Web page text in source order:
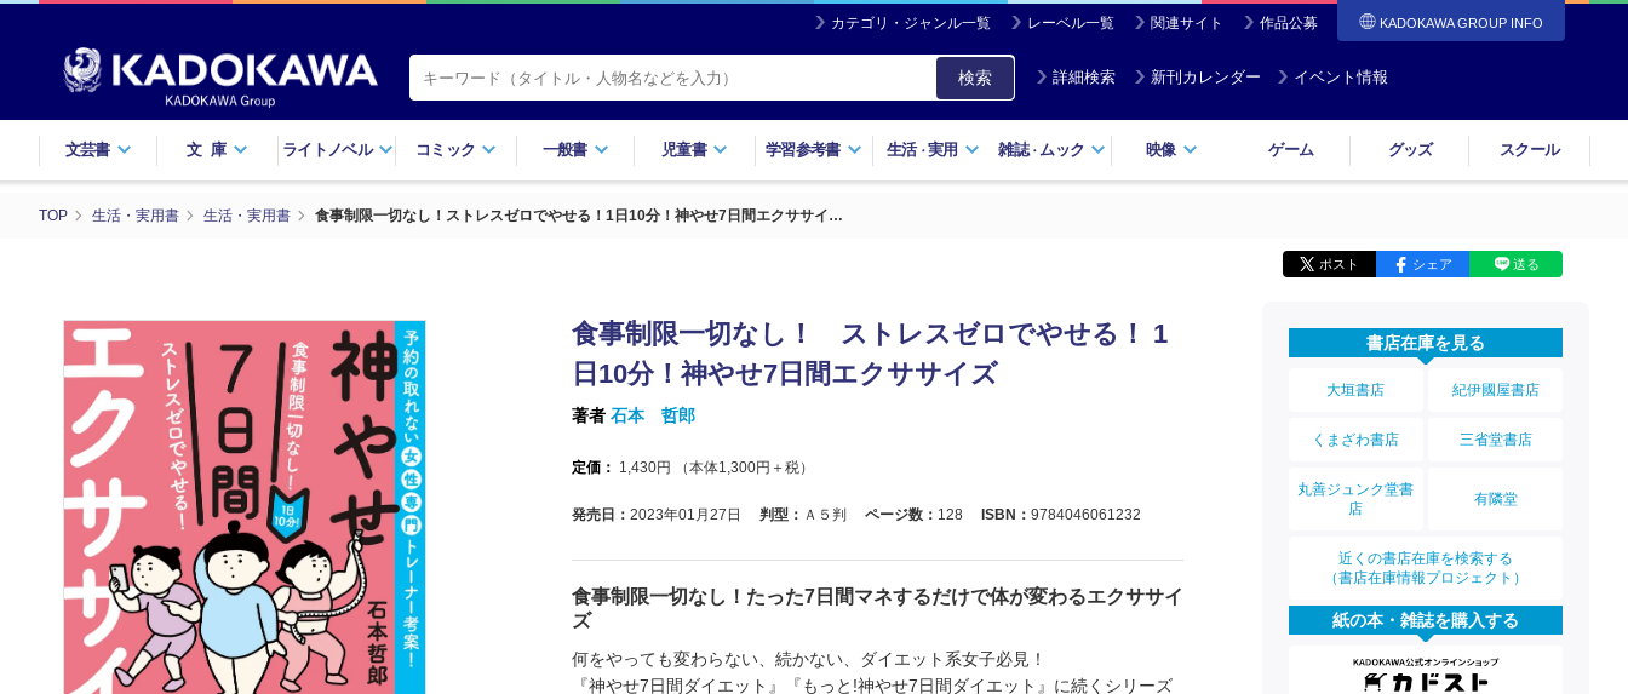
カテゴリ・ジャンル一覧 レーベル一覧 関連サイト 作品公募 KADOKAWA GROUP INFO
検索 詳細検索 新刊カレンダー イベント情報
文芸書 文庫 ライトノベル コミック 一般書 児童書 学習参考書 生活・実用 雑誌・ ムック 映像 ゲーム グッズ スクール
TOP 生活・実用書 生活・実用書 食事制限一切なし！ストレスゼロでやせる！1日10分！神やせ7日間エクササイ…
ポスト シェア 送る
食事制限一切なし！ ストレスゼロでやせる！ 1
日10分！神やせ7日間エクササイズ
著者 石本 哲郎
定価： 1,430円 （本体1,300円＋税）
発売日： 2023年01月27日 判型： Ａ５判 ページ数： 128 ISBN： 9784046061232
食事制限一切なし！たった7日間マネするだけで体が変わるエクササイ
ズ
何をやっても変わらない、続かない、ダイエット系女子必見！
『神やせ7日間ダイエット』『もっと!神やせ7日間ダイエット』に続くシリーズ
書店在庫を見る
大垣書店 紀伊國屋書店
くまざわ書店 三省堂書店
丸善ジュンク堂書
店
有隣堂
近くの書店在庫を検索する
（書店在庫情報プロジェクト）
紙の本・雑誌を購入する